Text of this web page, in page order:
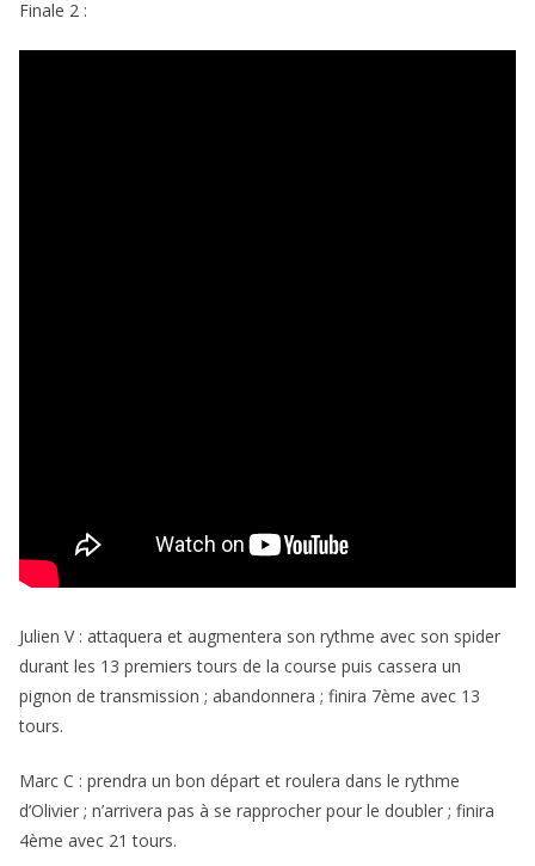
Finale 2 :
Julien V : attaquera et augmentera son rythme avec son spider
durant les 13 premiers tours de la course puis cassera un
pignon de transmission ; abandonnera ; finira 7ème avec 13
tours.
Marc C : prendra un bon départ et roulera dans le rythme
d’Olivier ; n’arrivera pas à se rapprocher pour le doubler ; finira
4ème avec 21 tours.